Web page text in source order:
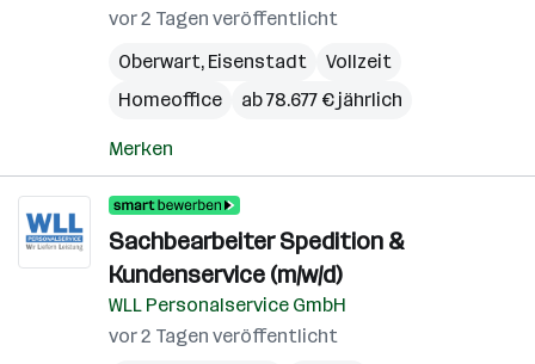
vor 2 Tagen veröffentlicht
Oberwart, Eisenstadt
Vollzeit
Homeoffice
ab 78.677 € jährlich
Merken
Sachbearbeiter Spedition &
Kundenservice (m/w/d)
WLL Personalservice GmbH
vor 2 Tagen veröffentlicht